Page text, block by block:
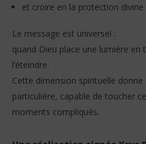
et croire en la protection
Le message est universel :
quand Dieu place une lumière en
l’éteindre.
Cette dimension spirituelle
particulière, capable de toucher
moments compliqués.